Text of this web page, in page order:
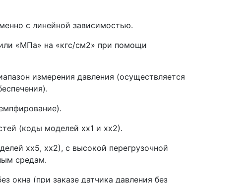
с линейной зависимостью.
«МПа» на «кгс/см2» при помощи
измерения давления (осуществляется
(коды моделей хх1 и хх2).
хх5, хх2), с высокой перегрузочной
средам.
окна (при заказе датчика давления без